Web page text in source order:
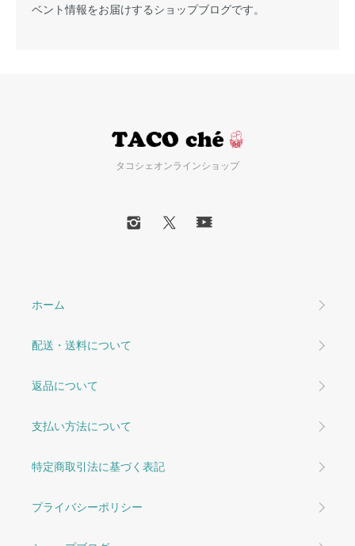
ベント情報をお届けするショップブログです。
タコシェオンラインショップ
ホーム
配送・送料について
返品について
支払い方法について
特定商取引法に基づく表記
プライバシーポリシー